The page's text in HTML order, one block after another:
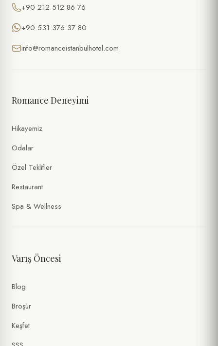
+90 212 512 86 76
+90 531 376 37 80
info@romanceistanbulhotel.com
Romance Deneyimi
Hikayemiz
Odalar
Özel Teklifler
Restaurant
Spa & Wellness
Varış Öncesi
Blog
Broşür
Keşfet